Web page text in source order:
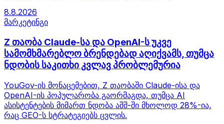
8.8.2026
მარკეტინგი
Z თაობა Claude-სა და OpenAI-ს უკვე
სამომხმარებლო ბრენდებად აღიქვამს, თუმცა
ნდობის საკითხი კვლავ პრობლემურია
YouGov-ის მონაცემებით, Z თაობაში Claude-ისა და
OpenAI-ის პოპულარობა გაორმაგდა, თუმცა AI
ასისტენტების მიმართ ნდობა აშშ-ში მხოლოდ 28%-ია,
რაც GEO-ს სტრატეგიებს ცვლის.